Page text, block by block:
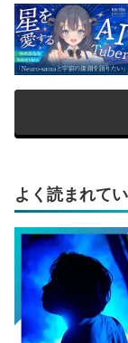
よく読まれて